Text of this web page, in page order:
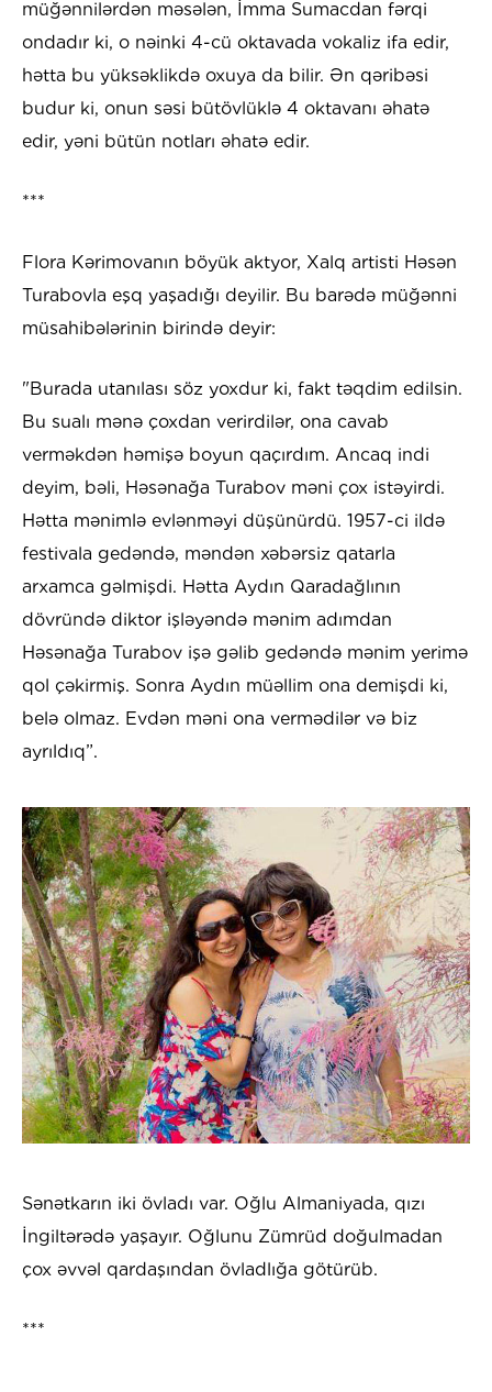
müğənnilərdən məsələn, İmma Sumacdan fərqi
ondadır ki, o nəinki 4-cü oktavada vokaliz ifa edir,
hətta bu yüksəklikdə oxuya da bilir. Ən qəribəsi
budur ki, onun səsi bütövlüklə 4 oktavanı əhatə
edir, yəni bütün notları əhatə edir.
***
Flora Kərimovanın böyük aktyor, Xalq artisti Həsən
Turabovla eşq yaşadığı deyilir. Bu barədə müğənni
müsahibələrinin birində deyir:
"Burada utanılası söz yoxdur ki, fakt təqdim edilsin.
Bu sualı mənə çoxdan verirdilər, ona cavab
verməkdən həmişə boyun qaçırdım. Ancaq indi
deyim, bəli, Həsənağa Turabov məni çox istəyirdi.
Hətta mənimlə evlənməyi düşünürdü. 1957-ci ildə
festivala gedəndə, məndən xəbərsiz qatarla
arxamca gəlmişdi. Hətta Aydın Qaradağlının
dövründə diktor işləyəndə mənim adımdan
Həsənağa Turabov işə gəlib gedəndə mənim yerimə
qol çəkirmiş. Sonra Aydın müəllim ona demişdi ki,
belə olmaz. Evdən məni ona vermədilər və biz
ayrıldıq”.
Sənətkarın iki övladı var. Oğlu Almaniyada, qızı
İngiltərədə yaşayır. Oğlunu Zümrüd doğulmadan
çox əvvəl qardaşından övladlığa götürüb.
***